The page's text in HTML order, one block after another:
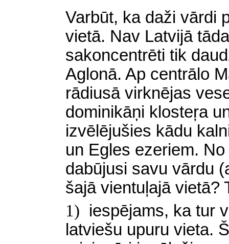
Varbūt, ka daži vārdi
vietā. Nav Latvijā
sakoncentrēti tik
Aglonā. Ap centrālo
rādiusā virknējas
dominikāņi klosteŗa
izvēlējušies kādu
un Egles ezeriem.
dabūjusi savu vārdu
šajā vientuļajā vietā?
1) iespējams, ka tur
latviešu upuru vieta.